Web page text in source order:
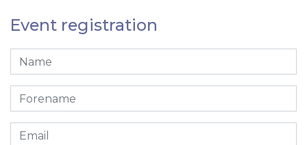
Event registration